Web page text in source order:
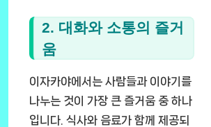
2. 대화와 소통의 즐거
움
이자카야에서는 사람들과 이야기를
나누는 것이 가장 큰 즐거움 중 하나
입니다. 식사와 음료가 함께 제공되